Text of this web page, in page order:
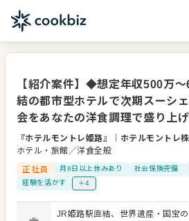
【紹介案件】◆想定年収500万
結の都市型ホテルで次期スーシ
会をあなたの洋食調理で盛り上
『ホテルモントレ姫路』
ホテルモントレ
ホテル・旅館／洋食全般
正社員
月8日以上休みあり 社会保険完備
経験を活かす
＋4
JR姫路駅直結、世界遺産・国宝